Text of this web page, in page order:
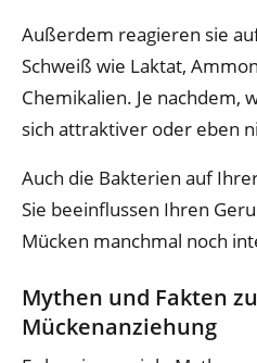
Außerdem reagieren sie
Schweiß wie Laktat,
Chemikalien. Je nachdem,
sich attraktiver oder eben
Auch die Bakterien auf
Sie beeinflussen Ihren
Mücken manchmal noch
Mythen und Fakten
Mückenanziehung